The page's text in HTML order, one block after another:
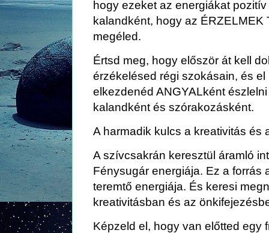
hogy ezeket az energiákat
kalandként, hogy az
megéled.
Értsd meg, hogy először át kell
érzékelésed régi szokásain, és
elkezdenéd ANGYALként
kalandként és szórakozásként.
A harmadik kulcs a kreativitás és
A szívcsakrán keresztül áramló
Fénysugár energiája. Ez a forrás
teremtő energiája. És keresi
kreativitásban és az
Képzeld el, hogy van előtted egy